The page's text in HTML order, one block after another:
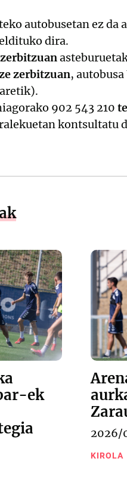
autobusetan ez
dira.
zerbitzuan,
902 543 210
kontsultatu
ek
2026/
KIROLA